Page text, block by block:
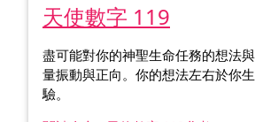
天使數字 119
盡可能對你的神聖生命任務的想法
量振動與正向。你的想法左右於你
驗。